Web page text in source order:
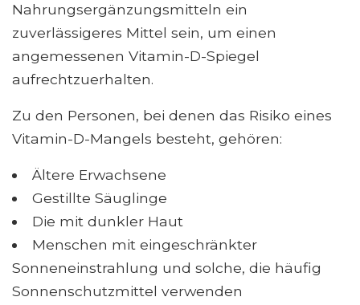
Nahrungsergänzungsmitteln ein
zuverlässigeres Mittel sein, um einen
angemessenen Vitamin-D-Spiegel
aufrechtzuerhalten.
Zu den Personen, bei denen das Risiko eines
Vitamin-D-Mangels besteht, gehören:
Ältere Erwachsene
Gestillte Säuglinge
Die mit dunkler Haut
Menschen mit eingeschränkter
Sonneneinstrahlung und solche, die häufig
Sonnenschutzmittel verwenden